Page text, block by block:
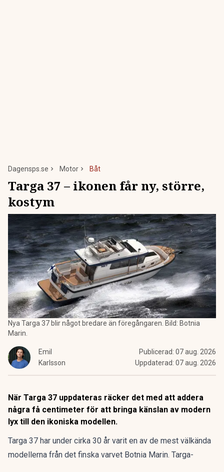
Dagensps.se Motor Båt
Targa 37 – ikonen får ny, större,
kostym
Nya Targa 37 blir något bredare än föregångaren. Bild: Botnia
Marin.
Emil
Karlsson
Publicerad: 07 aug. 2026
Uppdaterad: 07 aug. 2026
När Targa 37 uppdateras räcker det med att addera
några få centimeter för att bringa känslan av modern
lyx till den ikoniska modellen.
Targa 37 har under cirka 30 år varit en av de mest välkända
modellerna från det finska varvet Botnia Marin. Targa-